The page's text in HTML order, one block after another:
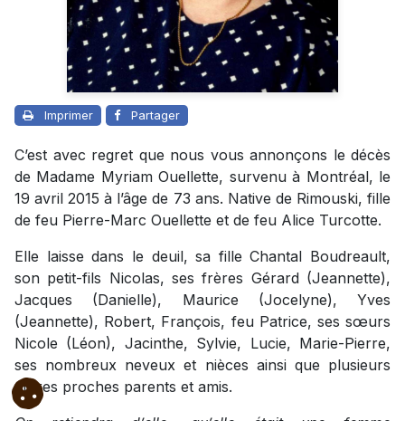
Imprimer Partager
C’est avec regret que nous vous annonçons le décès
de Madame Myriam Ouellette, survenu à Montréal, le
19 avril 2015 à l’âge de 73 ans. Native de Rimouski, fille
de feu Pierre-Marc Ouellette et de feu Alice Turcotte.
Elle laisse dans le deuil, sa fille Chantal Boudreault,
son petit-fils Nicolas, ses frères Gérard (Jeannette),
Jacques (Danielle), Maurice (Jocelyne), Yves
(Jeannette), Robert, François, feu Patrice, ses sœurs
Nicole (Léon), Jacinthe, Sylvie, Lucie, Marie-Pierre,
ses nombreux neveux et nièces ainsi que plusieurs
autres proches parents et amis.